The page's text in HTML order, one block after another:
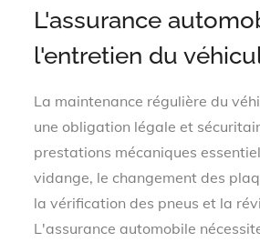
L'assurance
l'entretien du
La maintenance régulière du
une obligation légale et
prestations mécaniques
vidange, le changement des
la vérification des pneus et la
L'assurance automobile